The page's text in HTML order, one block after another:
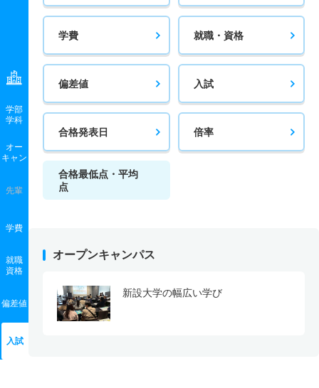
学部
学科
オー
キャン
先輩
学費
就職
資格
偏差値
入試
学費 就職・資格
偏差値 入試
合格発表日 倍率
合格最低点・平均
点
オープンキャンパス
新設大学の幅広い学び